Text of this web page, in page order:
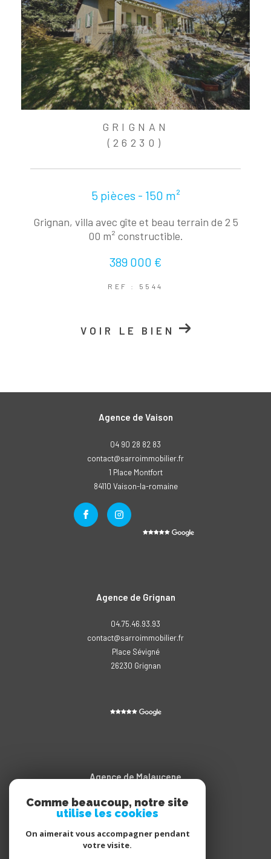
GRIGNAN
(26230)
5 pièces - 150 m²
Grignan, villa avec gîte et beau terrain de 2 5
00 m² constructible.
389 000 €
REF : 5544
VOIR LE BIEN
Agence de Grignan
04.75.46.93.93
contact@sarroimmobilier.fr
Place Sévigné
26230
grignan
Agence de Malaucene
04.90.65.20.11
contact@sarroimmobilier.fr
Cours des Isnards
84340
Agence de Vaison
04 90 28 82 83
contact@sarroimmobilier.fr
1 Place Montfort
84110
vaison-la-romaine
Comme beaucoup, notre site
utilise les cookies
On aimerait vous accompagner pendant
votre visite.